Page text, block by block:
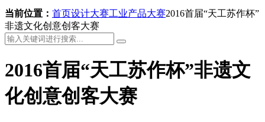
当前位置： 首页设计大赛工业产品大赛2016首届“天工苏作杯”
非遗文化创意创客大赛
2016首届“天工苏作杯”非遗文
化创意创客大赛